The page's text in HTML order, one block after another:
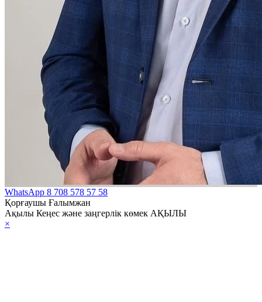
WhatsApp 8 708 578 57 58
Қорғаушы Ғалымжан
Ақылы Кеңес және заңгерлік көмек АҚЫЛЫ
×